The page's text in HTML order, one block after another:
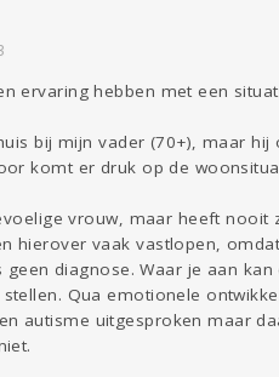
ervaring hebben met een
bij mijn vader (70+), maar
komt er druk op de
vrouw, maar heeft
hierover vaak vastlopen,
geen diagnose. Waar je aan
Qua emotionele
autisme uitgesproken maar